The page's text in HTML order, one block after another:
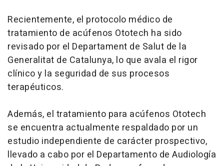
Recientemente, el protocolo médico de
tratamiento de acúfenos Ototech ha sido
revisado por el Departament de Salut de la
Generalitat de Catalunya, lo que avala el rigor
clínico y la seguridad de sus procesos
terapéuticos.
Además, el tratamiento para acúfenos Ototech
se encuentra actualmente respaldado por un
estudio independiente de carácter prospectivo,
llevado a cabo por el Departamento de Audiología